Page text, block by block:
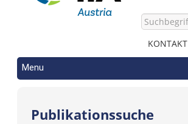
KONTAKT
Menu
Publikationssuche